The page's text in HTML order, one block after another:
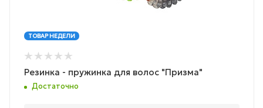
ТОВАР НЕДЕЛИ
Резинка - пружинка для волос "Призма"
Достаточно